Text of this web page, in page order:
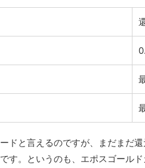
ドと言えるのですが、まだまだ
す。というのも、エポスゴール